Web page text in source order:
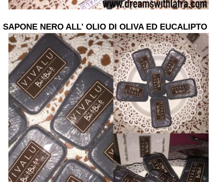
SAPONE NERO ALL' OLIO DI OLIVA ED EUCALIPTO